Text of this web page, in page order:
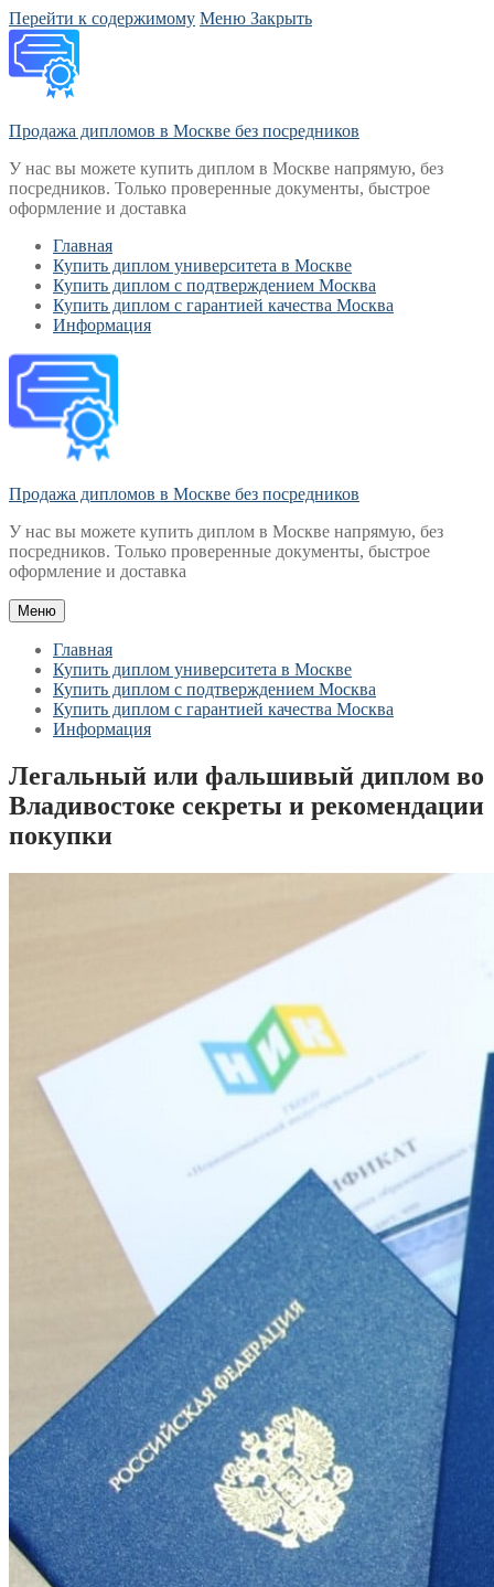
Перейти к содержимому Меню Закрыть
Продажа дипломов в Москве без посредников
У нас вы можете купить диплом в Москве напрямую, без
посредников. Только проверенные документы, быстрое
оформление и доставка
Главная
Купить диплом университета в Москве
Купить диплом с подтверждением Москва
Купить диплом с гарантией качества Москва
Информация
Продажа дипломов в Москве без посредников
У нас вы можете купить диплом в Москве напрямую, без
посредников. Только проверенные документы, быстрое
оформление и доставка
Меню
Главная
Купить диплом университета в Москве
Купить диплом с подтверждением Москва
Купить диплом с гарантией качества Москва
Информация
Легальный или фальшивый диплом во
Владивостоке секреты и рекомендации
покупки